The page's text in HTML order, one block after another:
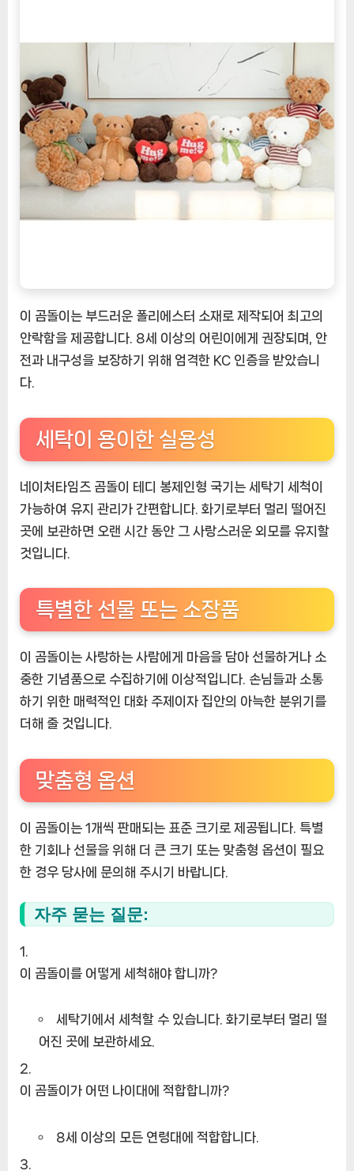
이 곰돌이는 부드러운 폴리에스터 소재로 제작되어 최고의
안락함을 제공합니다. 8세 이상의 어린이에게 권장되며, 안
전과 내구성을 보장하기 위해 엄격한 KC 인증을 받았습니
다.
세탁이 용이한 실용성
네이처타임즈 곰돌이 테디 봉제인형 국기는 세탁기 세척이
가능하여 유지 관리가 간편합니다. 화기로부터 멀리 떨어진
곳에 보관하면 오랜 시간 동안 그 사랑스러운 외모를 유지할
것입니다.
특별한 선물 또는 소장품
이 곰돌이는 사랑하는 사람에게 마음을 담아 선물하거나 소
중한 기념품으로 수집하기에 이상적입니다. 손님들과 소통
하기 위한 매력적인 대화 주제이자 집안의 아늑한 분위기를
더해 줄 것입니다.
맞춤형 옵션
이 곰돌이는 1개씩 판매되는 표준 크기로 제공됩니다. 특별
한 기회나 선물을 위해 더 큰 크기 또는 맞춤형 옵션이 필요
한 경우 당사에 문의해 주시기 바랍니다.
자주 묻는 질문:
이 곰돌이를 어떻게 세척해야 합니까?
세탁기에서 세척할 수 있습니다. 화기로부터 멀리 떨
어진 곳에 보관하세요.
이 곰돌이가 어떤 나이대에 적합합니까?
8세 이상의 모든 연령대에 적합합니다.